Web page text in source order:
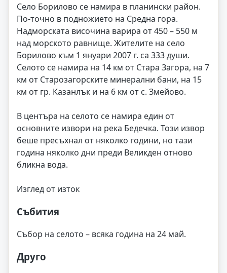
Село Борилово се намира в планински район.
По-точно в подножието на Средна гора.
Надморската височина варира от 450 – 550 м
над морското равнище. Жителите на село
Борилово към 1 януари 2007 г. са 333 души.
Селото се намира на 14 км от Стара Загора, на 7
км от Старозагорските минерални бани, на 15
км от гр. Казанлък и на 6 км от с. Змейово.
В центъра на селото се намира един от
основните извори на река Бедечка. Този извор
беше пресъхнал от няколко години, но тази
година няколко дни преди Великден отново
бликна вода.
Изглед от изток
Събития
Събор на селото – всяка година на 24 май.
Друго